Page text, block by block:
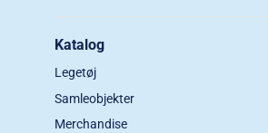
Katalog
Legetøj
Samleobjekter
Merchandise